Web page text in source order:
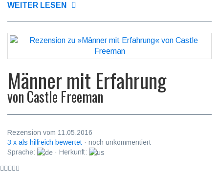
WEITER LESEN
Männer mit Erfahrung
vonCastle Freeman
Rezension vom 11.05.2016
3 x als hilfreich bewertet · noch unkommentiert
Sprache:
· Herkunft: